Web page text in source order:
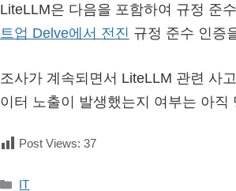
LiteLLM은 다음을 포함하여 규정 준
트업 Delve에서 전진 규정 준수 인증
조사가 계속되면서 LiteLLM 관련 사
이터 노출이 발생했는지 여부는 아직
Post Views: 37
카
IT